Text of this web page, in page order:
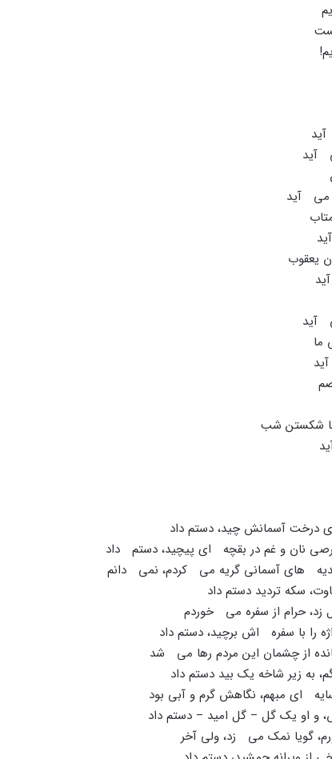
آید
مى آید
یعقوب
آید
ما
شکستن شب
درخت آسمانش چید، دستم داد
نان و غم در بقچه اى پیچید، دستم داد
هاى آسمانى گریه مى کردم، نمى دانم
سکه تردید دستم داد
زد، حرام از سفره مى خوردم
را با سفره اش برچید، دستم داد
از چشمان این مردم رها مى شد
به زیر شاخه یک بید دستم داد
اى مبهم، نگاهش گرم و آبى بود
و او یک گل – گل امید – دستم داد
گویا نمک مى زد، ولى آخر